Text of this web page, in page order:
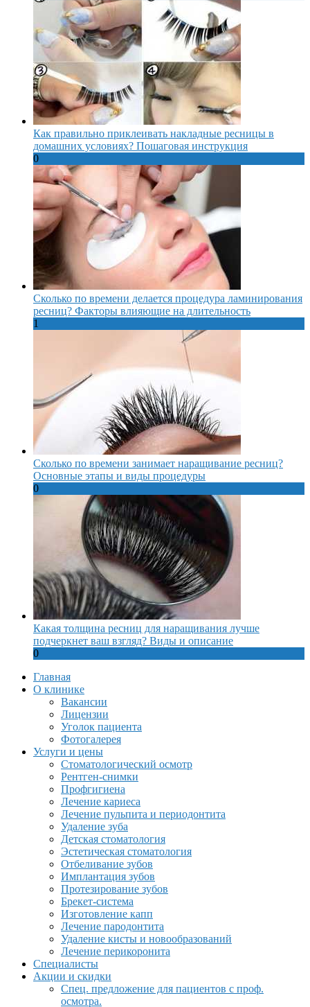
Как правильно приклеивать накладные ресницы в
домашних условиях? Пошаговая инструкция
0
Сколько по времени делается процедура ламинирования
ресниц? Факторы влияющие на длительность
1
Сколько по времени занимает наращивание ресниц?
Основные этапы и виды процедуры
0
Какая толщина ресниц для наращивания лучше
подчеркнет ваш взгляд? Виды и описание
0
Главная
О клинике
Вакансии
Лицензии
Уголок пациента
Фотогалерея
Услуги и цены
Стоматологический осмотр
Рентген-снимки
Профгигиена
Лечение кариеса
Лечение пульпита и периодонтита
Удаление зуба
Детская стоматология
Эстетическая стоматология
Отбеливание зубов
Имплантация зубов
Протезирование зубов
Брекет-система
Изготовление капп
Лечение пародонтита
Удаление кисты и новообразований
Лечение перикоронита
Специалисты
Акции и скидки
Спец. предложение для пациентов с проф.
осмотра.